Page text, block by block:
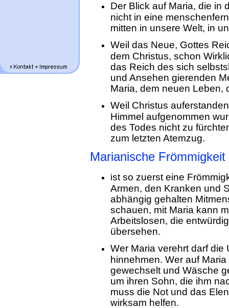
Der Blick auf Maria, die in
nicht in eine
mitten in unsere Welt, in
Weil das Neue, Gottes
dem Christus, schon
das Reich des sich
und Ansehen gierenden
Maria, dem neuen Leben,
Weil Christus
Himmel aufgenommen
des Todes nicht zu
zum letzten Atemzug.
Marianische Frömmigkeit
ist so zuerst eine
Armen, den Kranken und
abhängig gehalten
schauen, mit Maria kann
Arbeitslosen, die
übersehen.
Wer Maria verehrt darf die
hinnehmen. Wer auf
gewechselt und Wäsche
um ihren Sohn, die ihm
muss die Not und das
wirksam helfen.